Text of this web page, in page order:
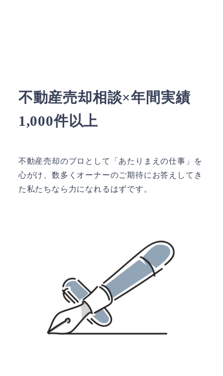
不動産売却相談×年間実績
1,000件以上
不動産売却のプロとして「あたりまえの仕事」を
心がけ、数多くオーナーのご期待にお答えしてき
た私たちなら力になれるはずです。